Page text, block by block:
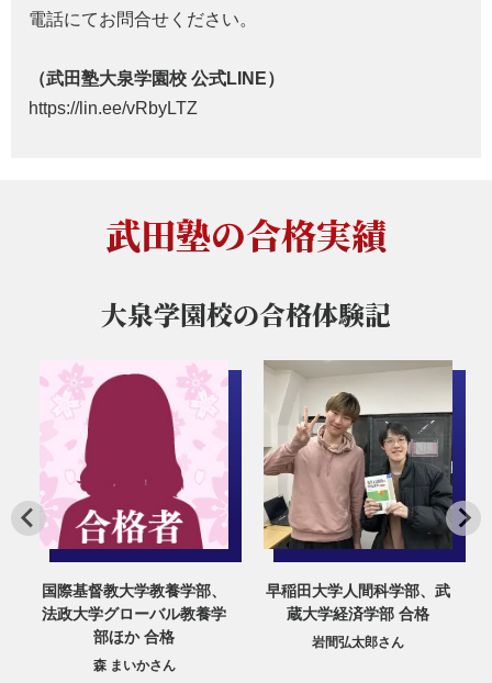
電話にてお問合せください。
（武田塾大泉学園校 公式LINE）
https://lin.ee/vRbyLTZ
武田塾の合格実績
大泉学園校の合格体験記
早稲田大学人間科学部、武
蔵大学経済学部 合格
岩間弘太郎さん
明治大学経営学部、武蔵大
学経済学部 合格
田中 煌大さん